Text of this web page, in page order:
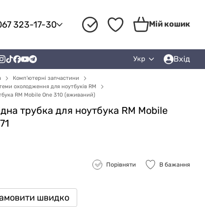
323-17-30 Мій кошик
Укр Вхід
Комп'ютерні запчастини
охолодження для ноутбуків RM
RM Mobile One 310 (вживаний)
трубка для ноутбука RM Mobile
Порівняти В бажання
швидко